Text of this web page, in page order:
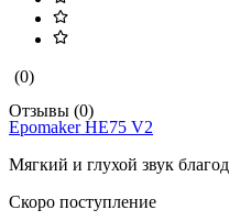
(0)
Отзывы (0)
Epomaker HE75 V2
Мягкий и глухой звук
Скоро поступление